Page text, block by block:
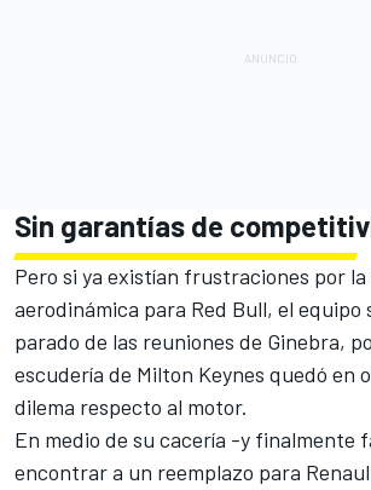
Sin garantías de
Pero si ya existían frustraciones por
aerodinámica para Red Bull, el equipo
parado de las reuniones de Ginebra,
escudería de Milton Keynes quedó en
dilema respecto al motor.
En medio de su cacería -y finalmente
encontrar a un reemplazo para